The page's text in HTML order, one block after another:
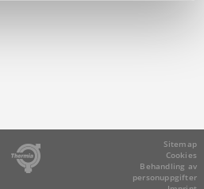
Sitemap
Cookies
Behandling av
personuppgifter